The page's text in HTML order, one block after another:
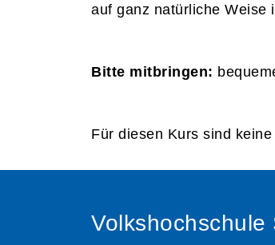
auf ganz natürliche Weise
Bitte mitbringen:
Für diesen Kurs sind
Volkshochschule